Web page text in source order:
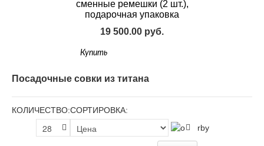
сменные ремешки (2 шт.),
подарочная упаковка
19 500.00 руб.
Купить
Посадочные совки из титана
СОРТИРОВКА:
КОЛИЧЕСТВО: